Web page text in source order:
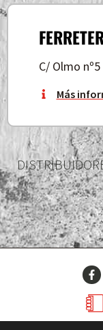
C/ Olmo
Más